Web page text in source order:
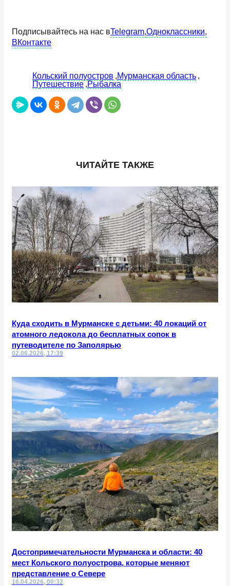
Подписывайтесь на нас вTelegram,Одноклассники,
ВКонтакте
Кольский полуостров Мурманская область
Путешествие Рыбалка
ЧИТАЙТЕ ТАКЖЕ
Куда сходить в Мурманске с детьми: 40 локаций от
атомного ледокола до бесплатных сопок в
путеводителе по Заполярью
02.06.2026, 17:39
Достопримечательности Мурманска и области: 40
мест Кольского полуострова, которые меняют
представление о Севере
16.04.2026, 00:32